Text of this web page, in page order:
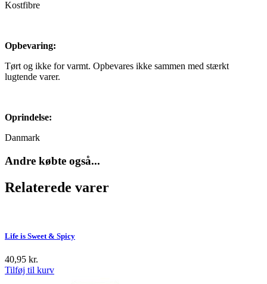
Kostfibre
​Opbevaring:
Tørt og ikke for varmt. Opbevares ikke sammen med stærkt
lugtende varer.
Oprindelse:
Danmark
Andre købte også...
Relaterede varer
Life is Sweet & Spicy
40,95 kr.
Tilføj til kurv